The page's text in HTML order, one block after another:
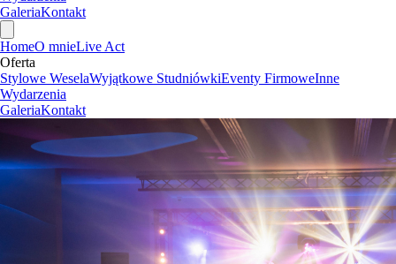
GaleriaKontakt
HomeO mnieLive Act
Oferta
Stylowe WeselaWyjątkowe StudniówkiEventy FirmoweInne
Wydarzenia
GaleriaKontakt